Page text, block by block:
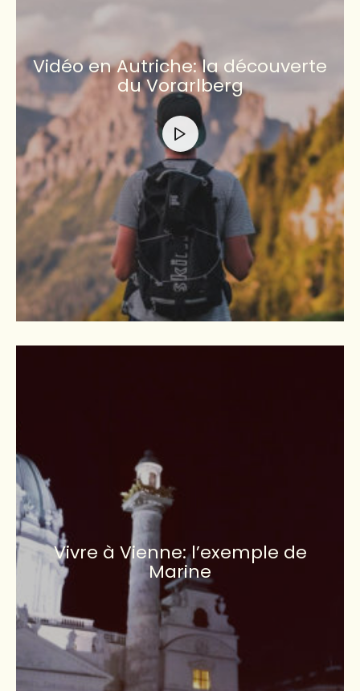
Vidéo en Autriche: la découverte
du Vorarlberg
Vivre à Vienne: l’exemple de
Marine